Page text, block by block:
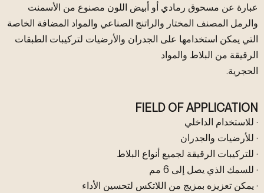
عبارة عن مسحوق رمادي أو أبيض اللون مصنوع من الأسمنت
والرمل المصنف المختار والراتنج الصناعي والمواد المضافة الخاصة
التي يمكن استخدامها على الجدران والأرضيات لتركيبات الطبقات
الرقيقة من البلاط والمواد
الحجرية.
FIELD OF APPLICATION
· للاستخدام الداخلي
· للأرضيات والجدران
· للتركيبات الرقيقة لجميع أنواع البلاط
· للسمك الذي يصل إلى 6 مم
· يمكن تعزيزه بمزيج من اللاتكس لتحسين الأداء